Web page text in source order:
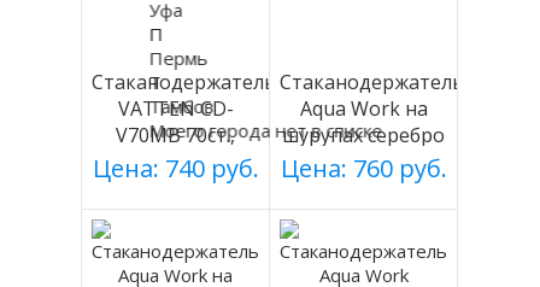
Стаканодержатель
VATTEN CD-
V70MB 70ст.,
черный, магнит.
Цена: 740 руб.
Стаканодержатель
Aqua Work на
шурупах серебро
Цена: 760 руб.
Уфа
П
Пермь
Т
Тамбов
Моего города нет в списке